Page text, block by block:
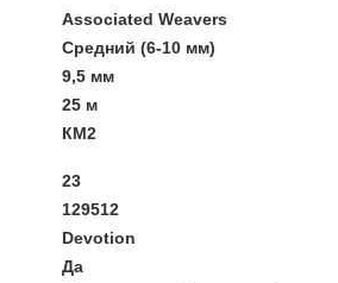
Associated Weavers
Средний (6-10 мм)
9,5 мм
25 м
КМ2
23
129512
Devotion
Да